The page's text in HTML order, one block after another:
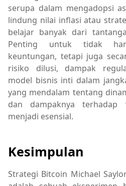
serupa dalam mengadopsi
lindung nilai inflasi atau
belajar banyak dari
Penting untuk tidak
keuntungan, tetapi juga
risiko dilusi, dampak
model bisnis inti dalam
yang mendalam tentang
dan dampaknya terhadap
menjadi esensial.
Kesimpulan
Strategi Bitcoin Michael